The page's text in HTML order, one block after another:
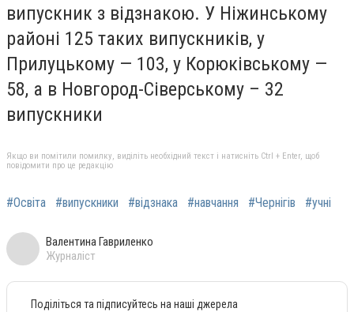
випускник з відзнакою. У Ніжинському
районі 125 таких випускників, у
Прилуцькому — 103, у Корюківському —
58, а в Новгород-Сіверському – 32
випускники
Якщо ви помітили помилку, виділіть необхідний текст і натисніть Ctrl + Enter, щоб
повідомити про це редакцію
#Освіта #випускники #відзнака #навчання #Чернігів #учні
Валентина Гавриленко
Журналіст
Поділіться та підписуйтесь на наші джерела